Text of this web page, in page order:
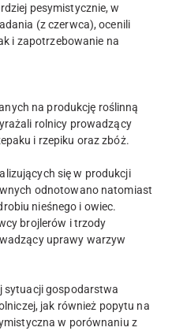
pesymistycznie, w
(z czerwca), ocenili
i zapotrzebowanie na
na produkcję roślinną
rolnicy prowadzący
i rzepiku oraz zbóż.
się w produkcji
odnotowano natomiast
nieśnego i owiec.
brojlerów i trzody
uprawy warzyw
sytuacji gospodarstwa
jak również popytu na
w porównaniu z